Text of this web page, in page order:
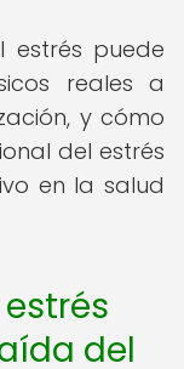
estrés puede
reales a
y cómo
del estrés
en la salud
del